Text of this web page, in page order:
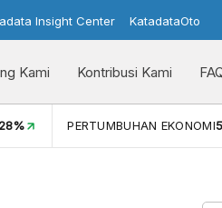
Insight Center KatadataOto
Kami Kontribusi Kami
PERTUMBUHAN EKONOMI